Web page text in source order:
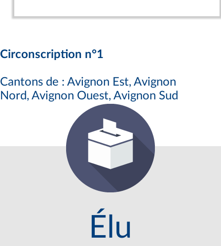
Circonscription n°1
Cantons de : Avignon Est, Avignon
Nord, Avignon Ouest, Avignon Sud
Élu